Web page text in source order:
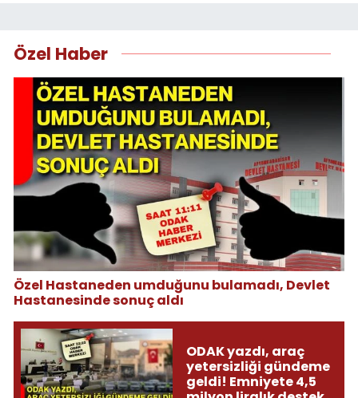
Özel Haber
Özel Hastaneden umduğunu bulamadı, Devlet
Hastanesinde sonuç aldı
ODAK yazdı, araç
yetersizliği gündeme
geldi! Emniyete 4,5